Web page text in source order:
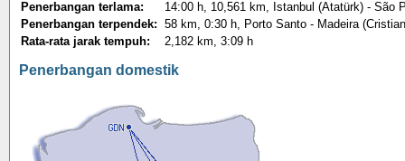
Penerbangan terlama:
14:00 h, 10,561 km, Istanbul (Atatürk) - São
Penerbangan terpendek: 58 km, 0:30 h, Porto Santo - Madeira
Rata-rata jarak tempuh:
2,182 km, 3:09 h
Penerbangan domestik